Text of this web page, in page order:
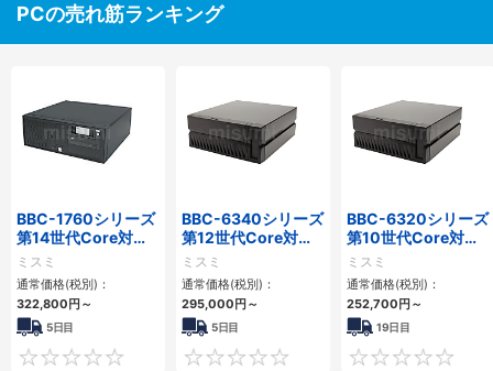
PCの売れ筋ランキング
BBC-1760シリーズ
第14世代Core対応
小型フロアマウント
3PCIe
ミスミ
通常価格(税別)：
322,800円～
5日目
0
BBC-6340シリーズ
第12世代Core対応
小型フロアマウント
PC2PCI/2PCIe
ミスミ
通常価格(税別)：
295,000円～
5日目
0
BBC-6320シリーズ
第10世代Core対応
小型フロアマウント
FAPC 2PCI・2PCIe
ミスミ
通常価格(税別)：
252,700円～
19日目